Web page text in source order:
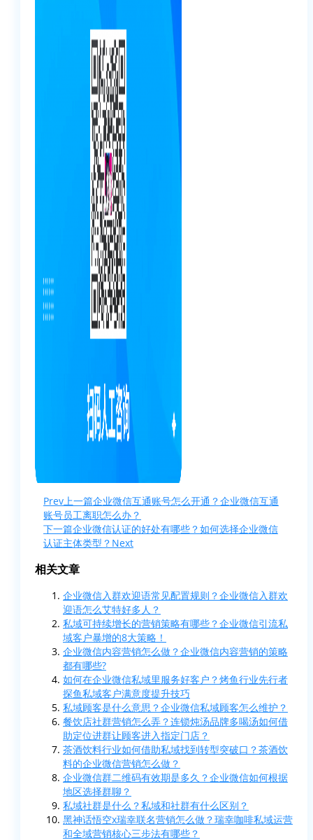
Prev上一篇企业微信互通账号怎么开通？企业微信互通
账号员工离职怎么办？
下一篇企业微信认证的好处有哪些？如何选择企业微信
认证主体类型？ Next
相关文章
企业微信入群欢迎语常见配置规则？企业微信入群欢
迎语怎么艾特好多人？
私域可持续增长的营销策略有哪些？企业微信引流私
域客户暴增的8大策略！
企业微信内容营销怎么做？企业微信内容营销的策略
都有哪些?
如何在企业微信私域里服务好客户？烤鱼行业先行者
探鱼私域客户满意度提升技巧
私域顾客是什么意思？企业微信私域顾客怎么维护？
餐饮店社群营销怎么弄？连锁炖汤品牌多喝汤如何借
助定位进群让顾客进入指定门店？
茶酒饮料行业如何借助私域找到转型突破口？茶酒饮
料的企业微信营销怎么做？
企业微信群二维码有效期是多久？企业微信如何根据
地区选择群聊？
私域社群是什么？私域和社群有什么区别？
黑神话悟空x瑞幸联名营销怎么做？瑞幸咖啡私域运营
和全域营销核心三步法有哪些？